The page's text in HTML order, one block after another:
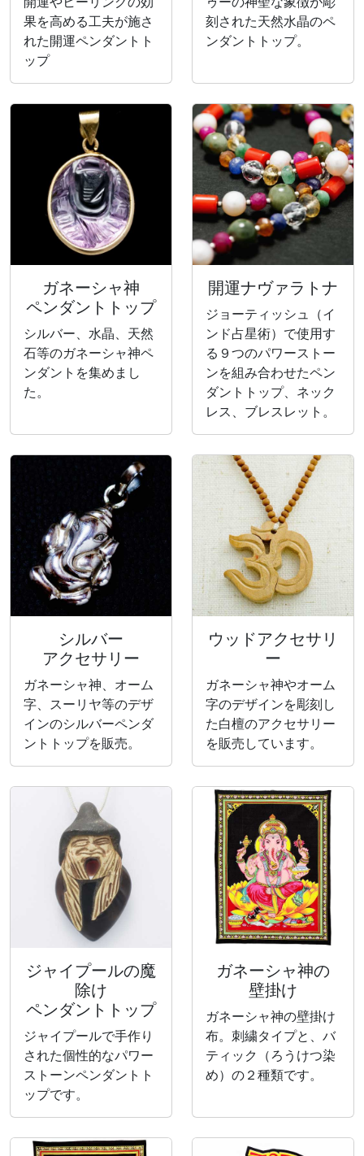
果を高める工夫が施さ
れた開運ペンダントト
ップ
刻された天然水晶のペ
ンダントトップ。
ガネーシャ神
ペンダントトップ
シルバー、水晶、天然
石等のガネーシャ神ペ
ンダントを集めまし
た。
開運ナヴァラトナ
ジョーティッシュ（イ
ンド占星術）で使用す
る９つのパワーストー
ンを組み合わせたペン
ダントトップ、ネック
レス、ブレスレット。
シルバー
アクセサリー
ガネーシャ神、オーム
字、スーリヤ等のデザ
インのシルバーペンダ
ントトップを販売。
ウッドアクセサリ
ー
ガネーシャ神やオーム
字のデザインを彫刻し
た白檀のアクセサリー
を販売しています。
ジャイプールの魔
除け
ペンダントトップ
ジャイプールで手作り
された個性的なパワー
ストーンペンダントト
ップです。
ガネーシャ神の
壁掛け
ガネーシャ神の壁掛け
布。刺繍タイプと、バ
ティック（ろうけつ染
め）の２種類です。